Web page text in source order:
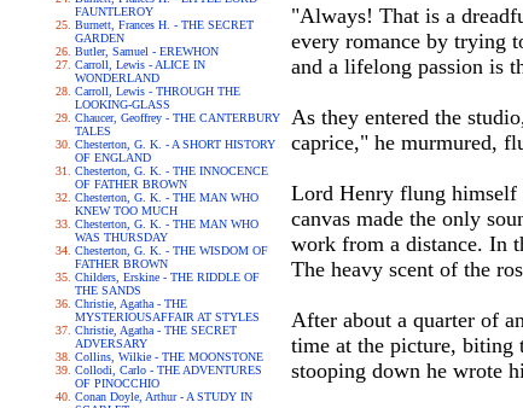
FAUNTLEROY
Burnett, Frances H. - THE SECRET
GARDEN
Butler, Samuel - EREWHON
Carroll, Lewis - ALICE IN
WONDERLAND
Carroll, Lewis - THROUGH THE
LOOKING-GLASS
Chaucer, Geoffrey - THE CANTERBURY
TALES
Chesterton, G. K. - A SHORT HISTORY
OF ENGLAND
Chesterton, G. K. - THE INNOCENCE
OF FATHER BROWN
Chesterton, G. K. - THE MAN WHO
KNEW TOO MUCH
Chesterton, G. K. - THE MAN WHO
WAS THURSDAY
Chesterton, G. K. - THE WISDOM OF
FATHER BROWN
Childers, Erskine - THE RIDDLE OF
THE SANDS
Christie, Agatha - THE
MYSTERIOUSAFFAIR AT STYLES
Christie, Agatha - THE SECRET
ADVERSARY
Collins, Wilkie - THE MOONSTONE
Collodi, Carlo - THE ADVENTURES
OF PINOCCHIO
Conan Doyle, Arthur - A STUDY IN
"Always! That is a
every romance by trying
and a lifelong passion is
As they entered the
caprice," he murmured,
Lord Henry flung himself
canvas made the only
work from a distance. In
The heavy scent of the
After about a quarter of
time at the picture, biting
stooping down he wrote